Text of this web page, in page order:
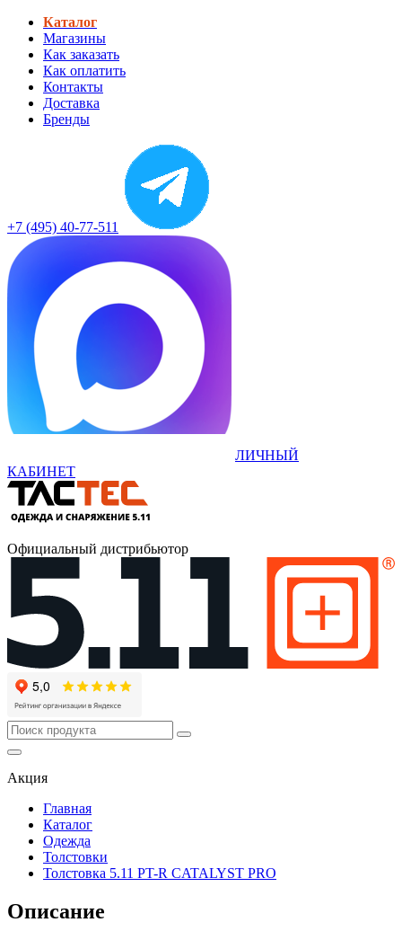
Каталог
Магазины
Как заказать
Как оплатить
Контакты
Доставка
Бренды
+7 (495) 40-77-511
ЛИЧНЫЙ
КАБИНЕТ
Официальный дистрибьютор
Акция
Главная
Каталог
Одежда
Толстовки
Толстовка 5.11 PT-R CATALYST PRO
Описание